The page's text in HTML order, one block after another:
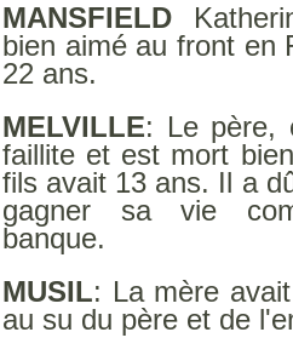
MANSFIELD
bien aimé au front en
22 ans.
MELVILLE: Le père,
faillite et est mort
fils avait 13 ans. Il a
gagner sa vie
banque.
MUSIL: La mère
au su du père et de